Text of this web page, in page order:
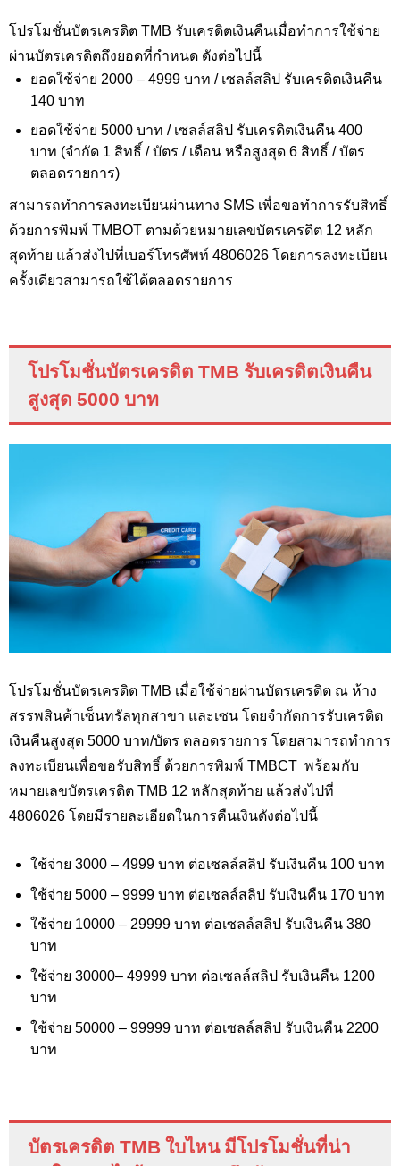
โปรโมชั่นบัตรเครดิต TMB รับเครดิตเงินคืนเมื่อทำการใช้จ่าย
ผ่านบัตรเครดิตถึงยอดที่กำหนด ดังต่อไปนี้
ยอดใช้จ่าย 2000 – 4999 บาท / เซลล์สลิป รับเครดิตเงินคืน
140 บาท
ยอดใช้จ่าย 5000 บาท / เซลล์สลิป รับเครดิตเงินคืน 400
บาท (จำกัด 1 สิทธิ์ / บัตร / เดือน หรือสูงสุด 6 สิทธิ์ / บัตร
ตลอดรายการ)
สามารถทำการลงทะเบียนผ่านทาง SMS เพื่อขอทำการรับสิทธิ์
ด้วยการพิมพ์ TMBOT ตามด้วยหมายเลขบัตรเครดิต 12 หลัก
สุดท้าย แล้วส่งไปที่เบอร์โทรศัพท์ 4806026 โดยการลงทะเบียน
ครั้งเดียวสามารถใช้ได้ตลอดรายการ
โปรโมชั่นบัตรเครดิต TMBรับเครดิตเงินคืน
สูงสุด 5000 บาท
โปรโมชั่นบัตรเครดิต TMB เมื่อใช้จ่ายผ่านบัตรเครดิต ณ ห้าง
สรรพสินค้าเซ็นทรัลทุกสาขา และเซน โดยจำกัดการรับเครดิต
เงินคืนสูงสุด 5000 บาท/บัตร ตลอดรายการ โดยสามารถทำการ
ลงทะเบียนเพื่อขอรับสิทธิ์ ด้วยการพิมพ์ TMBCT พร้อมกับ
หมายเลขบัตรเครดิต TMB 12 หลักสุดท้าย แล้วส่งไปที่
4806026 โดยมีรายละเอียดในการคืนเงินดังต่อไปนี้
ใช้จ่าย 3000 – 4999 บาท ต่อเซลล์สลิป รับเงินคืน 100 บาท
ใช้จ่าย 5000 – 9999 บาท ต่อเซลล์สลิป รับเงินคืน 170 บาท
ใช้จ่าย 10000 – 29999 บาท ต่อเซลล์สลิป รับเงินคืน 380
บาท
ใช้จ่าย 30000– 49999 บาท ต่อเซลล์สลิป รับเงินคืน 1200
บาท
ใช้จ่าย 50000 – 99999 บาท ต่อเซลล์สลิป รับเงินคืน 2200
บาท
บัตรเครดิต TMB ใบไหน มีโปรโมชั่นที่น่า